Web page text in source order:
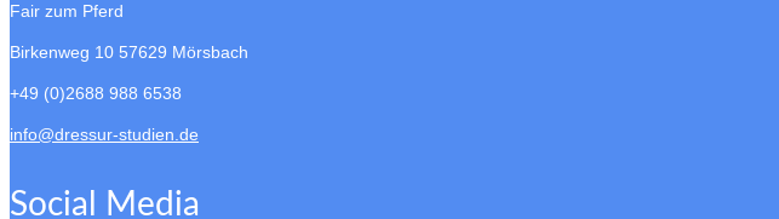
Fair zum Pferd
Birkenweg 10 57629 Mörsbach
+49 (0)2688 988 6538
info@dressur-studien.de
Social Media